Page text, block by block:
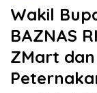
Wakil
BAZNAS
ZMart